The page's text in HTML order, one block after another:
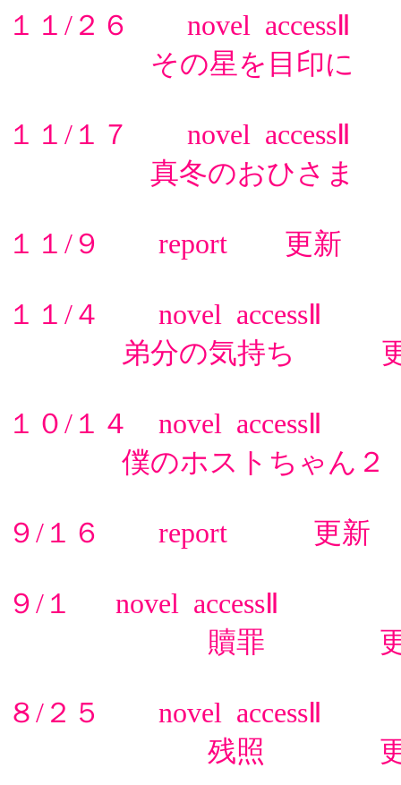
１１/２６ novel accessⅡ
その星を目印に
１１/１７ novel accessⅡ
真冬のおひさま
１１/９ report 更新
１１/４ novel accessⅡ
弟分の気持ち 更
１０/１４ novel accessⅡ
僕のホストちゃん
９/１６ report 更新
９/１ novel accessⅡ
贖罪 更
８/２５ novel accessⅡ
残照 更